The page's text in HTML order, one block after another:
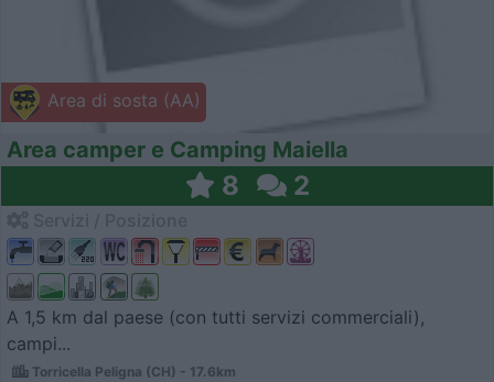
Area di sosta (AA)
Area camper e Camping Maiella
8 2
A 1,5 km dal paese (con tutti servizi commerciali),
campi...
Torricella Peligna (CH) - 17.6km